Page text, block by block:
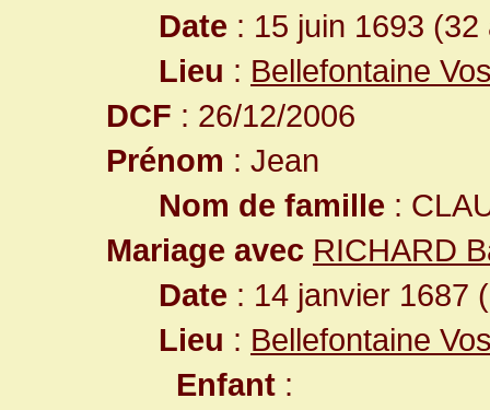
Date : 15 juin 1693 (32
Lieu : Bellefontaine
DCF : 26/12/2006
Prénom : Jean
Nom de famille :
Mariage avec RICHARD
Date : 14 janvier 1687
Lieu : Bellefontaine
Enfant :